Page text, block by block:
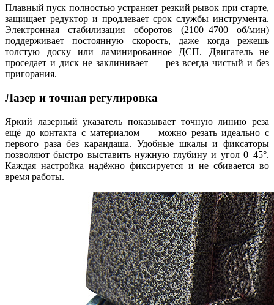
Плавный пуск полностью устраняет резкий рывок при старте,
защищает редуктор и продлевает срок службы инструмента.
Электронная стабилизация оборотов (2100–4700 об/мин)
поддерживает постоянную скорость, даже когда режешь
толстую доску или ламинированное ДСП. Двигатель не
проседает и диск не заклинивает — рез всегда чистый и без
пригорания.
Лазер и точная регулировка
Яркий лазерный указатель показывает точную линию реза
ещё до контакта с материалом — можно резать идеально с
первого раза без карандаша. Удобные шкалы и фиксаторы
позволяют быстро выставить нужную глубину и угол 0–45°.
Каждая настройка надёжно фиксируется и не сбивается во
время работы.